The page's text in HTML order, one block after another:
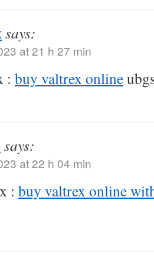
says:
at 21 h 27 min
: buy valtrex online
says:
at 22 h 04 min
: buy valtrex online